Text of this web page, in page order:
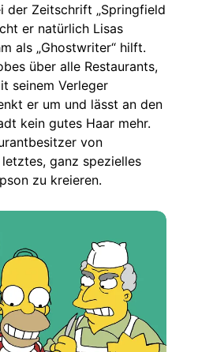
der Zeitschrift „Springfield
er natürlich Lisas
als „Ghostwriter“ hilft.
über alle Restaurants,
seinem Verleger
er um und lässt an den
kein gutes Haar mehr.
von
ganz spezielles
zu kreieren.